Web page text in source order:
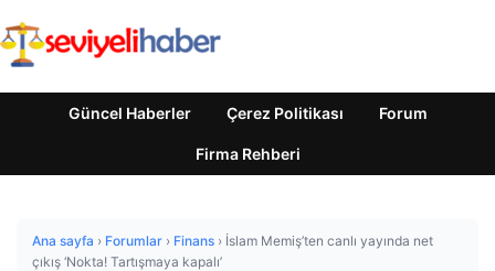
Güncel Haberler Çerez Politikası Forum
Firma Rehberi
Ana sayfa › Forumlar › Finans › İslam Memiş’ten canlı yayında net
çıkış ‘Nokta! Tartışmaya kapalı’